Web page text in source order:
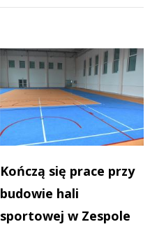
Kończą się prace przy
budowie hali
sportowej w Zespole